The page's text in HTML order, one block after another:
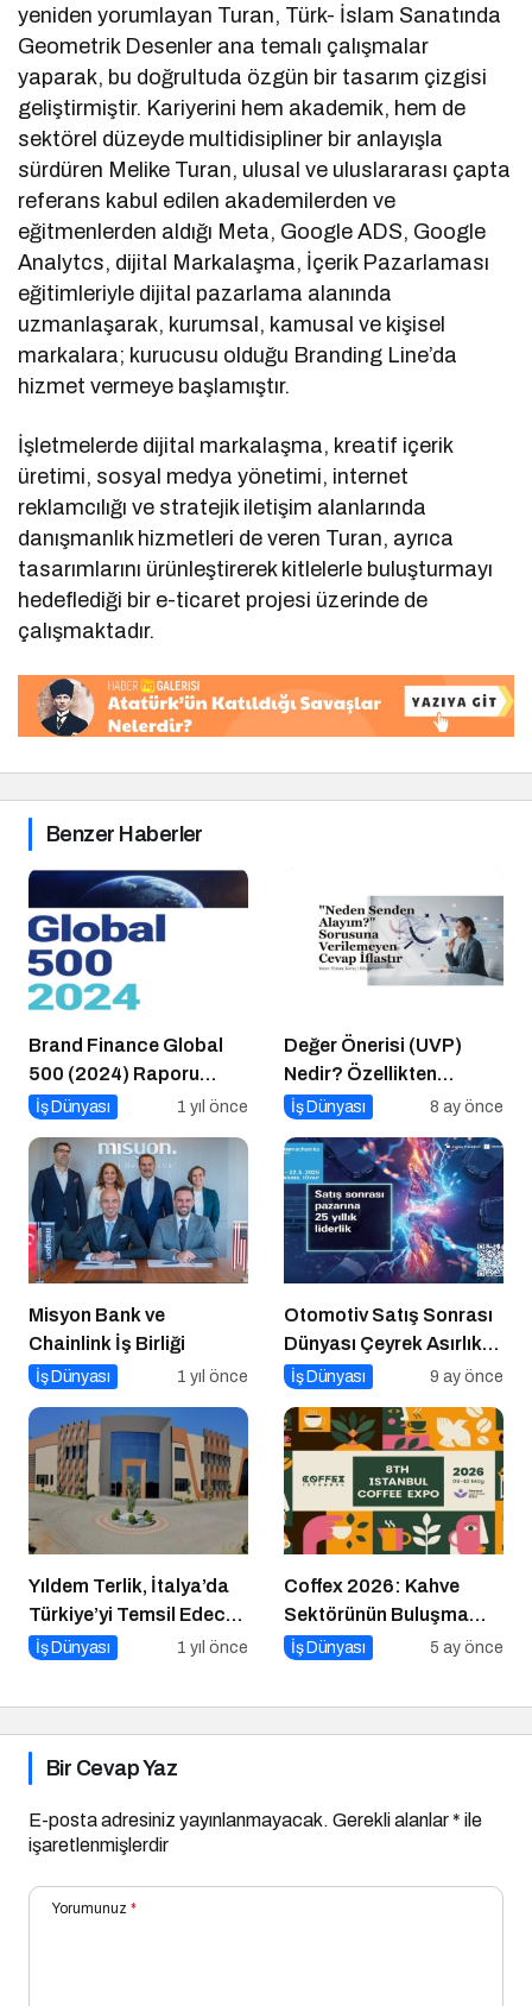
yeniden yorumlayan Turan, Türk- İslam Sanatında
Geometrik Desenler ana temalı çalışmalar
yaparak, bu doğrultuda özgün bir tasarım çizgisi
geliştirmiştir. Kariyerini hem akademik, hem de
sektörel düzeyde multidisipliner bir anlayışla
sürdüren Melike Turan, ulusal ve uluslararası çapta
referans kabul edilen akademilerden ve
eğitmenlerden aldığı Meta, Google ADS, Google
Analytcs, dijital Markalaşma, İçerik Pazarlaması
eğitimleriyle dijital pazarlama alanında
uzmanlaşarak, kurumsal, kamusal ve kişisel
markalara; kurucusu olduğu Branding Line’da
hizmet vermeye başlamıştır.
İşletmelerde dijital markalaşma, kreatif içerik
üretimi, sosyal medya yönetimi, internet
reklamcılığı ve stratejik iletişim alanlarında
danışmanlık hizmetleri de veren Turan, ayrıca
tasarımlarını ürünleştirerek kitlelerle buluşturmayı
hedeflediği bir e-ticaret projesi üzerinde de
çalışmaktadır.
Benzer Haberler
Brand Finance Global
500 (2024) Raporu
Yayımlandı!
İş Dünyası 1 yıl önce
Değer Önerisi (UVP)
Nedir? Özellikten
Faydaya Geçiş
İş Dünyası 8 ay önce
Misyon Bank ve
Chainlink İş Birliği
İş Dünyası 1 yıl önce
Otomotiv Satış Sonrası
Dünyası Çeyrek Asırlık
Zirve İçin İstanbul’da
İş Dünyası 9 ay önce
Yıldem Terlik, İtalya’da
Türkiye’yi Temsil Edecek
Gaziantepli yerli üretici,
İş Dünyası 1 yıl önce
Coffex 2026: Kahve
Sektörünün Buluşma
Noktası
İş Dünyası 5 ay önce
Bir Cevap Yaz
E-posta adresiniz yayınlanmayacak. Gerekli alanlar* ile
işaretlenmişlerdir
Yorumunuz *